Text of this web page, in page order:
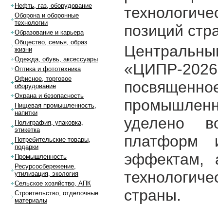
позиций
«ЦИПР-
уделено
платформ
эффектам,
страны.
Нефть, газ, оборудование
Оборона и оборонные
технологии
Образование и карьера
Общество, семья, образ
жизни
Одежда, обувь, аксессуары
Оптика и фототехника
Офисное, торговое
оборудование
Охрана и безопасность
Пищевая промышленность,
напитки
Полиграфия, упаковка,
этикетка
Потребительские товары,
подарки
Промышленность
Ресурсосбережение,
утилизация, экология
Сельское хозяйство, АПК
Строительство, отделочные
материалы